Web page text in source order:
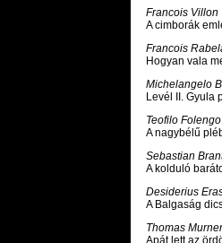
Francois Villon
A cimborák
Francois
Hogyan vala
Michelangelo
Levél II. Gyula
Teofilo Folengo
A nagybélű
Sebastian
A kolduló
Desiderius
A Balgaság
Thomas Murner